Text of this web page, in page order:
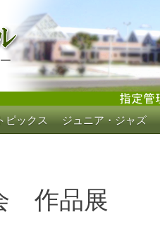
ピックス ジュニア・ジャズ
作品展